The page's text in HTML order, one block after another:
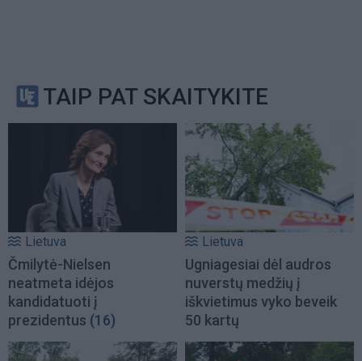
TAIP PAT SKAITYKITE
Lietuva
Čmilytė-Nielsen
neatmeta idėjos
kandidatuoti į
prezidentus (16)
Lietuva
Ugniagesiai dėl audros
nuverstų medžių į
iškvietimus vyko beveik
50 kartų